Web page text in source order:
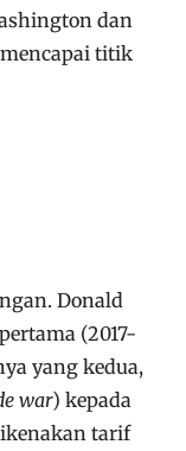
dan
titik
Donald
(2017-
yang kedua,
war) kepada
tarif